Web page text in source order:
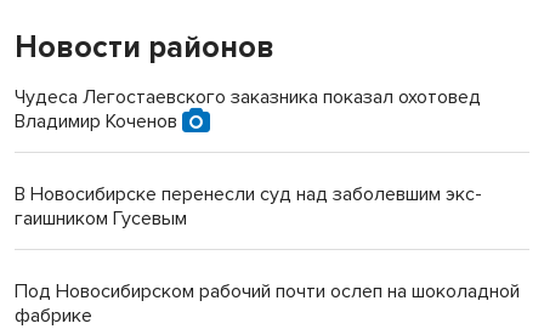
Новости районов
Чудеса Легостаевского заказника показал охотовед
Владимир Коченов
В Новосибирске перенесли суд над заболевшим экс-
гаишником Гусевым
Под Новосибирском рабочий почти ослеп на шоколадной
фабрике